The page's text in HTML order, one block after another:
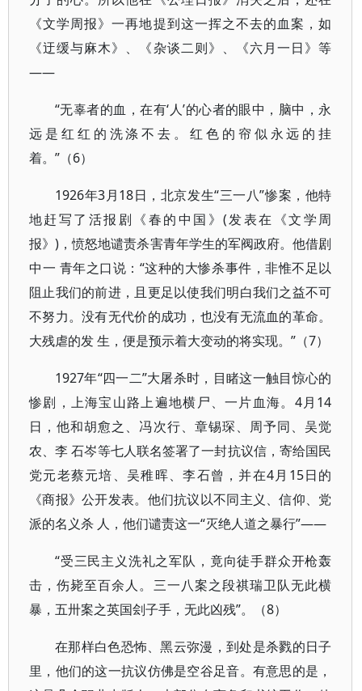
《文学周报》一再地提到这一挥之不去的血案，如
《迂缓与麻木》、《杂谈二则》、《六月一日》等
——
“无辜者的血，在有‘人’的心者的眼中，脑中，永
远是红红的洗涤不去。红色的帘似永远的挂
着。”（6）
1926年3月18日，北京发生“三一八”惨案，他特
地赶写了活报剧《春的中国》(发表在《文学周
报》)，愤怒地谴责杀害青年学生的军阀政府。他借剧
中一 青年之口说：“这种的大惨杀事件，非惟不足以
阻止我们的前进，且更足以使我们明白我们之益不可
不努力。没有无代价的成功，也没有无流血的革命。
大残虐的发 生，便是预示着大变动的将实现。”（7）
1927年“四一二”大屠杀时，目睹这一触目惊心的
惨剧，上海宝山路上遍地横尸、一片血海。4月14
日，他和胡愈之、冯次行、章锡琛、周予同、吴觉
农、李 石岑等七人联名签署了一封抗议信，寄给国民
党元老蔡元培、吴稚晖、李石曾，并在4月15日的
《商报》公开发表。他们抗议以不同主义、信仰、党
派的名义杀 人，他们谴责这一“灭绝人道之暴行”——
“受三民主义洗礼之军队，竟向徒手群众开枪轰
击，伤毙至百余人。三一八案之段祺瑞卫队无此横
暴，五卅案之英国刽子手，无此凶残”。（8）
在那样白色恐怖、黑云弥漫，到处是杀戮的日子
里，他们的这一抗议仿佛是空谷足音。有意思的是，